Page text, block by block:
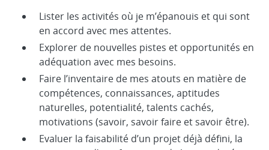
Lister les activités où je m’épanouis et qui sont
en accord avec mes attentes.
Explorer de nouvelles pistes et opportunités en
adéquation avec mes besoins.
Faire l’inventaire de mes atouts en matière de
compétences, connaissances, aptitudes
naturelles, potentialité, talents cachés,
motivations (savoir, savoir faire et savoir être).
Evaluer la faisabilité d’un projet déjà défini, la